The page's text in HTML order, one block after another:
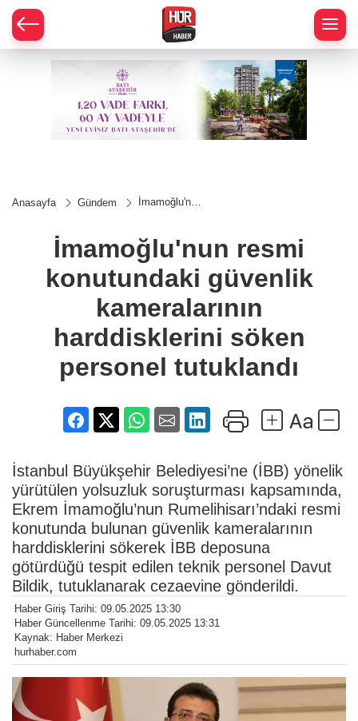
Anasayfa Gündem
İmamoğlu'nun
güvenlik
kameralarının
harddisklerini
söken
personel
İmamoğlu'nun resmi
konutundaki güvenlik
kameralarının
harddisklerini söken
personel tutuklandı
İstanbul Büyükşehir Belediyesi’ne (İBB) yönelik
yürütülen yolsuzluk soruşturması kapsamında,
Ekrem İmamoğlu’nun Rumelihisarı’ndaki resmi
konutunda bulunan güvenlik kameralarının
harddisklerini sökerek İBB deposuna
götürdüğü tespit edilen teknik personel Davut
Bildik, tutuklanarak cezaevine gönderildi.
Haber Giriş Tarihi: 09.05.2025 13:30
Haber Güncellenme Tarihi: 09.05.2025 13:31
Kaynak: Haber Merkezi
hurhaber.com